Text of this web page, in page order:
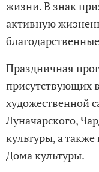
жизни. В знак
активную
Праздничная
присутствующих
художественной
Луначарского,
культуры, а
Дома культуры.